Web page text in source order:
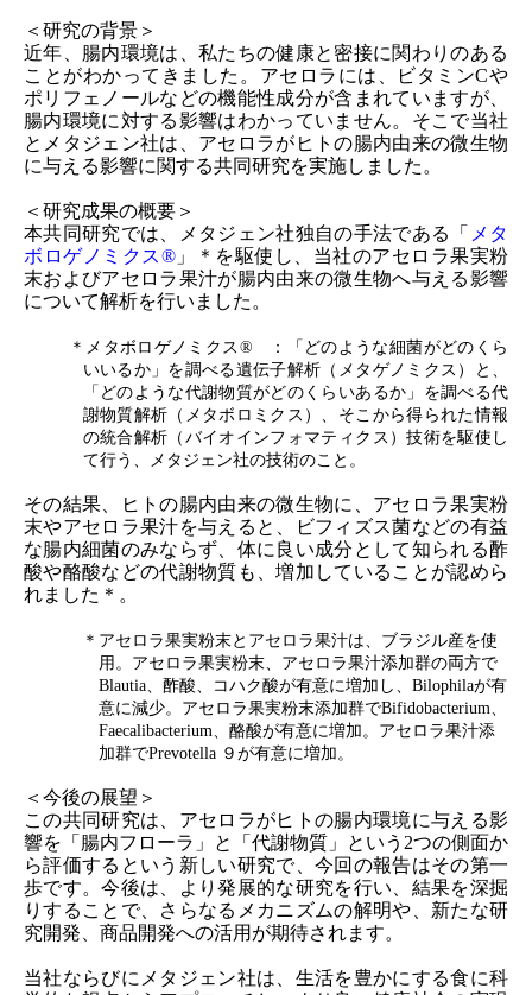
＜研究の背景＞
近年、腸内環境は、私たちの健康と密接に関わりのある
ことがわかってきました。アセロラには、ビタミンCや
ポリフェノールなどの機能性成分が含まれていますが、
腸内環境に対する影響はわかっていません。そこで当社
とメタジェン社は、アセロラがヒトの腸内由来の微生物
に与える影響に関する共同研究を実施しました。
＜研究成果の概要＞
本共同研究では、メタジェン社独自の手法である「
メタ
ボロゲノミクス®︎」＊を駆使し、当社のアセロラ果実粉
末およびアセロラ果汁が腸内由来の微生物へ与える影響
について解析を行いました。
＊メタボロゲノミクス®︎ ：
「どのような細菌がどのくら
いいるか」を調べる遺伝子解析（メタゲノミクス）と、
「どのような代謝物質がどのくらいあるか」を調べる代
謝物質解析（メタボロミクス）、そこから得られた情報
の統合解析（バイオインフォマティクス）技術を駆使し
て行う、メタジェン社の技術のこと。
その結果、ヒトの腸内由来の微生物に、アセロラ果実粉
末やアセロラ果汁を与えると、ビフィズス菌などの有益
な腸内細菌のみならず、体に良い成分として知られる酢
酸や酪酸などの代謝物質も、増加していることが認めら
れました＊。
＊アセロラ果実粉末とアセロラ果汁は、ブラジル産を使
用。アセロラ果実粉末、アセロラ果汁添加群の両方で
Blautia、酢酸、コハク酸が有意に増加し、 Bilophilaが有
意に減少。アセロラ果実粉末添加群でBifidobacterium、
Faecalibacterium、酪酸が有意に増加。アセロラ果汁添
加群でPrevotella ９ が有意に増加。
＜今後の展望＞
この共同研究は、アセロラがヒトの腸内環境に与える影
響を「腸内フローラ」と「代謝物質」という2つの側面か
ら評価するという新しい研究で、今回の報告はその第一
歩です。今後は、より発展的な研究を行い、結果を深掘
りすることで、さらなるメカニズムの解明や、新たな研
究開発、商品開発への活用が期待されます。
当社ならびにメタジェン社は、生活を豊かにする食に科